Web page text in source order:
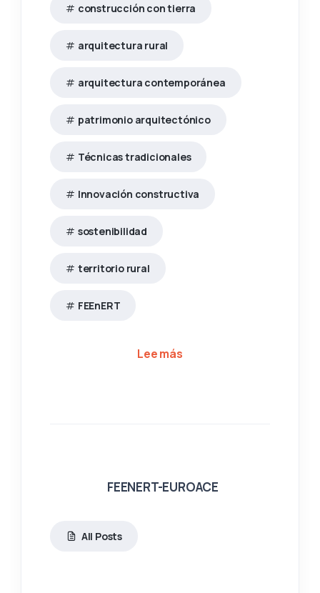
construcción con tierra
arquitectura rural
arquitectura contemporánea
patrimonio arquitectónico
Técnicas tradicionales
Innovación constructiva
sostenibilidad
territorio rural
FEEnERT
Lee mássobre El Seminario
FEENERT-EUROACE
All Posts